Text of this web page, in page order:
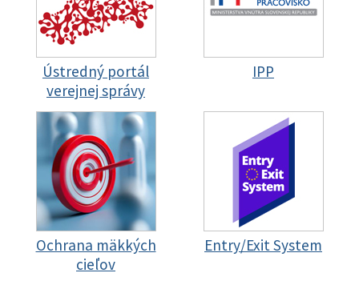
Ústredný portál
verejnej správy
IPP
Ochrana mäkkých
cieľov
Entry/Exit System